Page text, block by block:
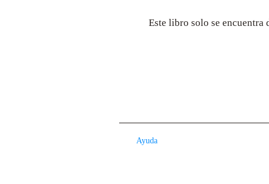
Este libro solo se encuentra
Ayuda